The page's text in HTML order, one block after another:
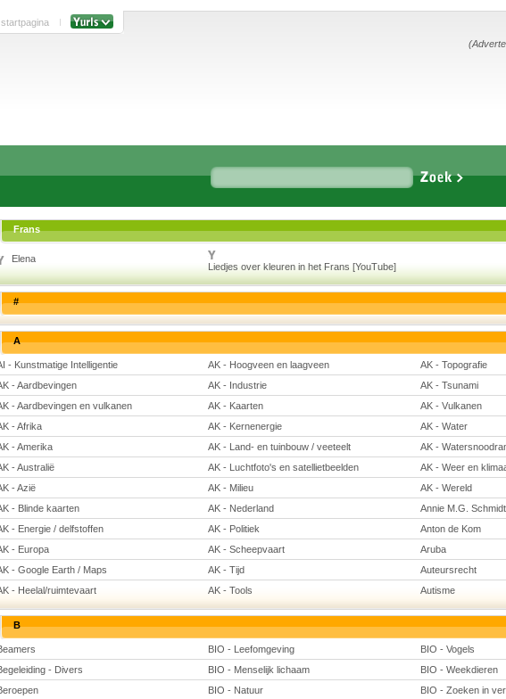
Frans
Elena
Liedjes over kleuren in het Frans [YouTube]
#
A
- Kunstmatige Intelligentie AK - Hoogveen en laagveen
AK - Topografie
- Aardbevingen
AK - Industrie
AK - Tsunami
- Aardbevingen en vulkanen
AK - Kaarten
AK - Vulkanen
- Afrika
AK - Kernenergie
AK - Water
- Amerika
AK - Land- en tuinbouw / veeteelt
AK -
- Australië
AK - Luchtfoto's en satellietbeelden
AK - Weer en
- Azië
AK - Milieu
AK - Wereld
- Blinde kaarten
AK - Nederland
Annie M.G. Schmidt
- Energie / delfstoffen
AK - Politiek
Anton de Kom
- Europa
AK - Scheepvaart
Aruba
- Google Earth / Maps
AK - Tijd
Auteursrecht
- Heelal/ruimtevaart
AK - Tools Autisme
B
BIO - Leefomgeving
BIO - Vogels
- Divers
BIO - Menselijk lichaam
BIO - Weekdieren
BIO - Natuur
BIO - Zoeken in